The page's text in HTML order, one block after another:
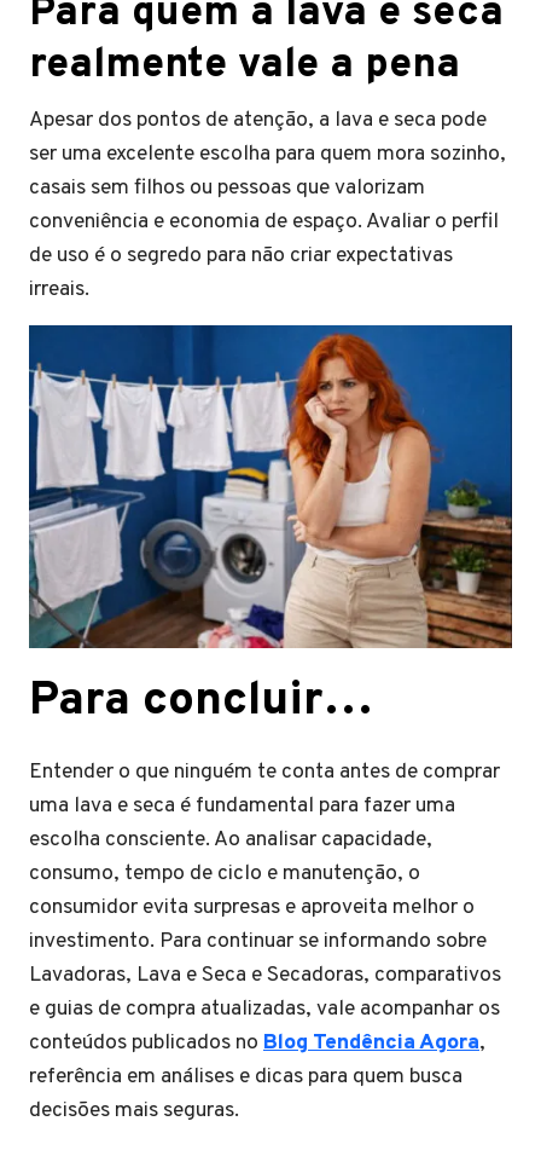
Para quem a lava e seca
realmente vale a pena
Apesar dos pontos de atenção, a lava e seca pode
ser uma excelente escolha para quem mora sozinho,
casais sem filhos ou pessoas que valorizam
conveniência e economia de espaço. Avaliar o perfil
de uso é o segredo para não criar expectativas
irreais.
Para concluir…
Entender o que ninguém te conta antes de comprar
uma lava e seca é fundamental para fazer uma
escolha consciente. Ao analisar capacidade,
consumo, tempo de ciclo e manutenção, o
consumidor evita surpresas e aproveita melhor o
investimento. Para continuar se informando sobre
Lavadoras, Lava e Seca e Secadoras, comparativos
e guias de compra atualizadas, vale acompanhar os
conteúdos publicados no Blog Tendência Agora,
referência em análises e dicas para quem busca
decisões mais seguras.